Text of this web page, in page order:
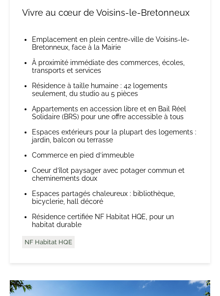
Vivre au cœur de Voisins-le-Bretonneux
Emplacement en plein centre-ville de Voisins-le-
Bretonneux, face à la Mairie
À proximité immédiate des commerces, écoles,
transports et services
Résidence à taille humaine : 42 logements
seulement, du studio au 5 pièces
Appartements en accession libre et en Bail Réel
Solidaire (BRS) pour une offre accessible à tous
Espaces extérieurs pour la plupart des logements :
jardin, balcon ou terrasse
Commerce en pied d’immeuble
Coeur d’îlot paysager avec potager commun et
cheminements doux
Espaces partagés chaleureux : bibliothèque,
bicyclerie, hall décoré
Résidence certifiée NF Habitat HQE, pour un
habitat durable
NF Habitat HQE